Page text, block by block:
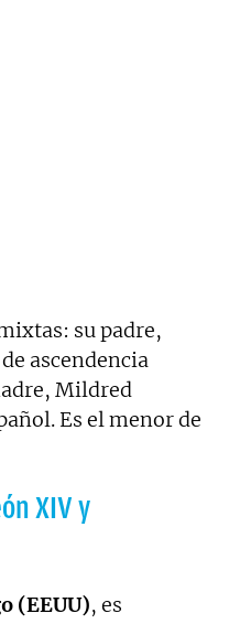
su padre,
ascendencia
Mildred
Es el menor de
XIV y
(EEUU), es